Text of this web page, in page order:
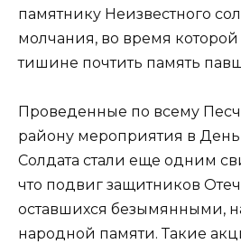
памятнику Неизвестного
молчания, во время
тишине почтить память
Проведенные по всему
району мероприятия в День
Солдата стали еще одним
что подвиг защитников
оставшихся безымянными,
народной памяти. Такие